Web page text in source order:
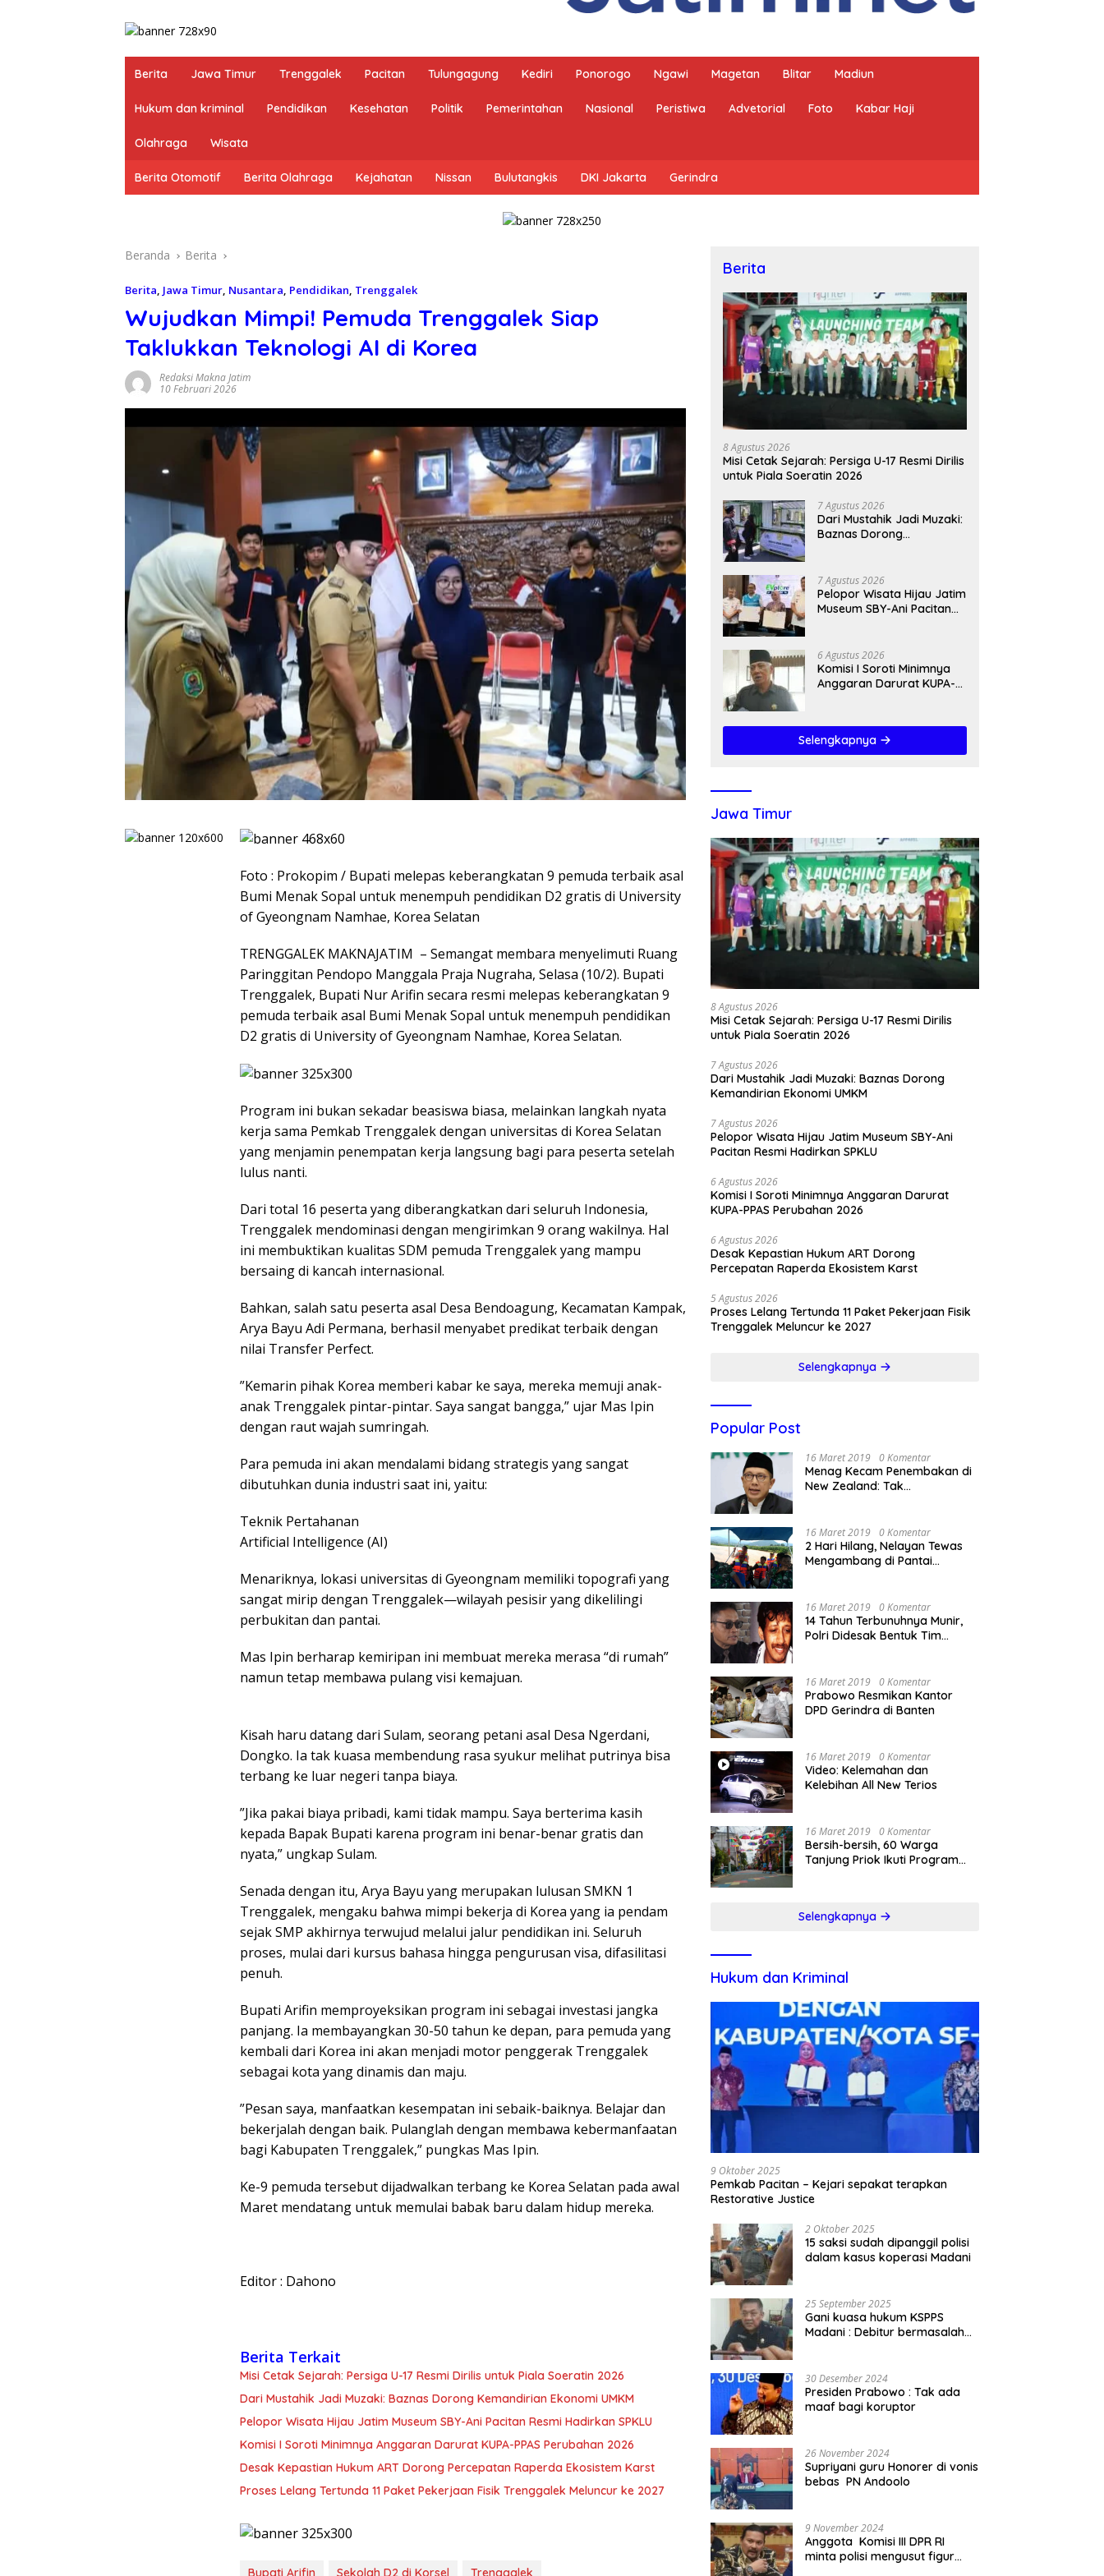
Berita Jawa Timur Trenggalek Pacitan Tulungagung Kediri Ponorogo Ngawi Magetan Blitar Madiun
Hukum dan kriminal Pendidikan Kesehatan Politik Pemerintahan Nasional Peristiwa Advetorial Foto Kabar Haji
Olahraga Wisata
Berita Otomotif Berita Olahraga Kejahatan Nissan Bulutangkis DKI Jakarta Gerindra
Beranda Berita
Berita, Jawa Timur, Nusantara, Pendidikan, Trenggalek
Wujudkan Mimpi! Pemuda Trenggalek Siap
Taklukkan Teknologi AI di Korea
Redaksi Makna Jatim
10 Februari 2026
Foto : Prokopim / Bupati melepas keberangkatan 9 pemuda terbaik asal
Bumi Menak Sopal untuk menempuh pendidikan D2 gratis di University
of Gyeongnam Namhae, Korea Selatan
​TRENGGALEK MAKNAJATIM – Semangat membara menyelimuti Ruang
Paringgitan Pendopo Manggala Praja Nugraha, Selasa (10/2). Bupati
Trenggalek, Bupati Nur Arifin secara resmi melepas keberangkatan 9
pemuda terbaik asal Bumi Menak Sopal untuk menempuh pendidikan
D2 gratis di University of Gyeongnam Namhae, Korea Selatan.
​Program ini bukan sekadar beasiswa biasa, melainkan langkah nyata
kerja sama Pemkab Trenggalek dengan universitas di Korea Selatan
yang menjamin penempatan kerja langsung bagi para peserta setelah
lulus nanti.
​Dari total 16 peserta yang diberangkatkan dari seluruh Indonesia,
Trenggalek mendominasi dengan mengirimkan 9 orang wakilnya. Hal
ini membuktikan kualitas SDM pemuda Trenggalek yang mampu
bersaing di kancah internasional.
​Bahkan, salah satu peserta asal Desa Bendoagung, Kecamatan Kampak,
Arya Bayu Adi Permana, berhasil menyabet predikat terbaik dengan
nilai Transfer Perfect.
​”Kemarin pihak Korea memberi kabar ke saya, mereka memuji anak-
anak Trenggalek pintar-pintar. Saya sangat bangga,” ujar Mas Ipin
dengan raut wajah sumringah.
​Para pemuda ini akan mendalami bidang strategis yang sangat
dibutuhkan dunia industri saat ini, yaitu:
​Teknik Pertahanan
​Artificial Intelligence (AI)
​Menariknya, lokasi universitas di Gyeongnam memiliki topografi yang
sangat mirip dengan Trenggalek—wilayah pesisir yang dikelilingi
perbukitan dan pantai.
Mas Ipin berharap kemiripan ini membuat mereka merasa “di rumah”
namun tetap membawa pulang visi kemajuan.
Kisah haru datang dari Sulam, seorang petani asal Desa Ngerdani,
Dongko. Ia tak kuasa membendung rasa syukur melihat putrinya bisa
terbang ke luar negeri tanpa biaya.
​”Jika pakai biaya pribadi, kami tidak mampu. Saya berterima kasih
kepada Bapak Bupati karena program ini benar-benar gratis dan
nyata,” ungkap Sulam.
​Senada dengan itu, Arya Bayu yang merupakan lulusan SMKN 1
Trenggalek, mengaku bahwa mimpi bekerja di Korea yang ia pendam
sejak SMP akhirnya terwujud melalui jalur pendidikan ini. Seluruh
proses, mulai dari kursus bahasa hingga pengurusan visa, difasilitasi
penuh.
​Bupati Arifin memproyeksikan program ini sebagai investasi jangka
panjang. Ia membayangkan 30-50 tahun ke depan, para pemuda yang
kembali dari Korea ini akan menjadi motor penggerak Trenggalek
sebagai kota yang dinamis dan maju.
​”Pesan saya, manfaatkan kesempatan ini sebaik-baiknya. Belajar dan
bekerjalah dengan baik. Pulanglah dengan membawa kebermanfaatan
bagi Kabupaten Trenggalek,” pungkas Mas Ipin.
​Ke-9 pemuda tersebut dijadwalkan terbang ke Korea Selatan pada awal
Maret mendatang untuk memulai babak baru dalam hidup mereka.
Editor : Dahono
Berita Terkait
Misi Cetak Sejarah: Persiga U-17 Resmi Dirilis untuk Piala Soeratin 2026
Dari Mustahik Jadi Muzaki: Baznas Dorong Kemandirian Ekonomi UMKM
Pelopor Wisata Hijau Jatim Museum SBY-Ani Pacitan Resmi Hadirkan SPKLU
Komisi I Soroti Minimnya Anggaran Darurat KUPA-PPAS Perubahan 2026
Desak Kepastian Hukum ART Dorong Percepatan Raperda Ekosistem Karst
Proses Lelang Tertunda 11 Paket Pekerjaan Fisik Trenggalek Meluncur ke 2027
Berita
8 Agustus 2026
Misi Cetak Sejarah: Persiga U-17 Resmi Dirilis
untuk Piala Soeratin 2026
7 Agustus 2026
Dari Mustahik Jadi Muzaki:
Baznas Dorong
7 Agustus 2026
Pelopor Wisata Hijau Jatim
Museum SBY-Ani Pacitan
6 Agustus 2026
Komisi I Soroti Minimnya
Anggaran Darurat KUPA-
Selengkapnya
Jawa Timur
8 Agustus 2026
Misi Cetak Sejarah: Persiga U-17 Resmi Dirilis
untuk Piala Soeratin 2026
7 Agustus 2026
Dari Mustahik Jadi Muzaki: Baznas Dorong
Kemandirian Ekonomi UMKM
7 Agustus 2026
Pelopor Wisata Hijau Jatim Museum SBY-Ani
Pacitan Resmi Hadirkan SPKLU
6 Agustus 2026
Komisi I Soroti Minimnya Anggaran Darurat
KUPA-PPAS Perubahan 2026
6 Agustus 2026
Desak Kepastian Hukum ART Dorong
Percepatan Raperda Ekosistem Karst
5 Agustus 2026
Proses Lelang Tertunda 11 Paket Pekerjaan Fisik
Trenggalek Meluncur ke 2027
Selengkapnya
Popular Post
16 Maret 2019 0 Komentar
Menag Kecam Penembakan di
New Zealand: Tak
16 Maret 2019 0 Komentar
2 Hari Hilang, Nelayan Tewas
Mengambang di Pantai
16 Maret 2019 0 Komentar
14 Tahun Terbunuhnya Munir,
Polri Didesak Bentuk Tim
16 Maret 2019 0 Komentar
Prabowo Resmikan Kantor
DPD Gerindra di Banten
16 Maret 2019 0 Komentar
Video: Kelemahan dan
Kelebihan All New Terios
16 Maret 2019 0 Komentar
Bersih-bersih, 60 Warga
Tanjung Priok Ikuti Program
Selengkapnya
Hukum dan Kriminal
9 Oktober 2025
Pemkab Pacitan – Kejari sepakat terapkan
Restorative Justice
2 Oktober 2025
15 saksi sudah dipanggil polisi
dalam kasus koperasi Madani
25 September 2025
Gani kuasa hukum KSPPS
Madani : Debitur bermasalah
30 Desember 2024
Presiden Prabowo : Tak ada
maaf bagi koruptor
26 November 2024
Supriyani guru Honorer di vonis
bebas PN Andoolo
9 November 2024
Anggota Komisi III DPR RI
minta polisi mengusut figur